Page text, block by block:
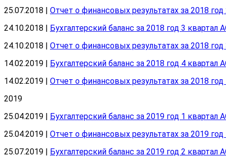
25.07.2018 | Отчет о финансовых результатах за 2018 год
24.10.2018 | Бухгалтерский баланс за 2018 год 3 квартал
24.10.2018 | Отчет о финансовых результатах за 2018 год
14.02.2019 | Бухгалтерский баланс за 2018 год 4 квартал
14.02.2019 | Отчет о финансовых результатах за 2018 год
2019
25.04.2019 | Бухгалтерский баланс за 2019 год 1 квартал
25.04.2019 | Отчет о финансовых результатах за 2019 год
25.07.2019 | Бухгалтерский баланс за 2019 год 2 квартал